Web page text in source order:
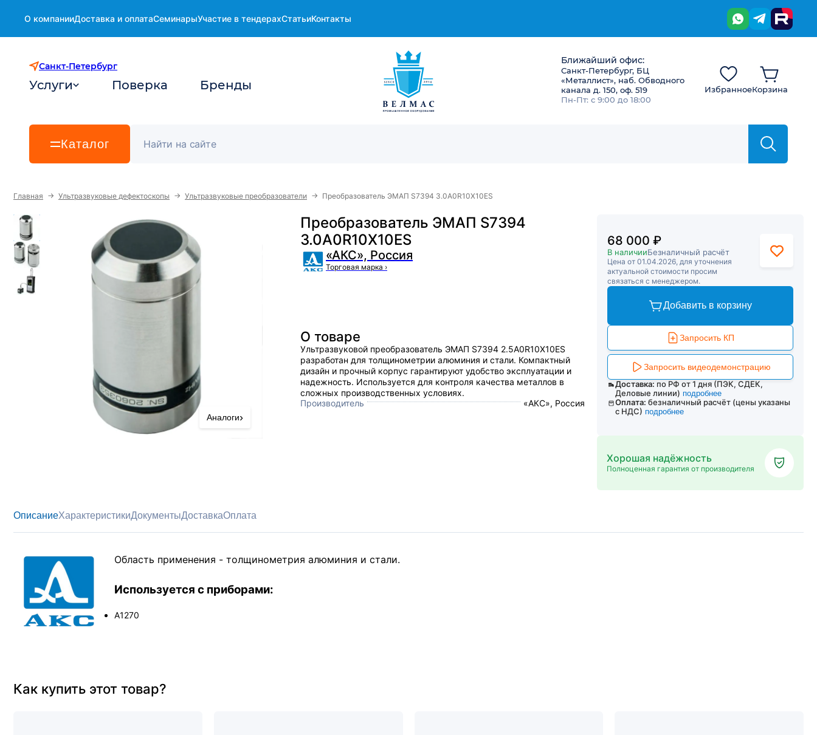
О компанииДоставка и оплатаСеминарыУчастие в тендерахСтатьиКонтакты
Санкт-Петербург
Услуги Поверка Бренды
Ближайший офис:
Санкт-Петербург, БЦ
«Металлист», наб. Обводного
канала д. 150, оф. 519
Пн-Пт: с 9:00 до 18:00
ИзбранноеКорзина
Каталог
Главная → Ультразвуковые дефектоскопы → Ультразвуковые преобразователи → Преобразователь ЭMAП S7394 3.0A0R10X10ES
Преобразователь ЭMAП S7394
3.0A0R10X10ES
«АКС», Россия
Торговая марка ›
Аналоги›
О товаре
Ультразвуковой преобразователь ЭMAП S7394 2.5A0R10X10ES
разработан для толщинометрии алюминия и стали. Компактный
дизайн и прочный корпус гарантируют удобство эксплуатации и
надежность. Используется для контроля качества металлов в
сложных производственных условиях.
Производитель
«АКС», Россия
68 000 ₽
В наличииБезналичный расчёт
Цена от 01.04.2026, для уточнения
актуальной стоимости просим
связаться с менеджером.
Добавить в корзину
Запросить КП
Запросить видеодемонстрацию
Доставка: по РФ от 1 дня (ПЭК, СДЕК,
Деловые линии) подробнее
Оплата: безналичный расчёт (цены указаны
с НДС) подробнее
Хорошая надёжность
Полноценная гарантия от производителя
ОписаниеХарактеристикиДокументыДоставкаОплата
Область применения - толщинометрия алюминия и стали.
Используется с приборами:
А1270
Как купить этот товар?